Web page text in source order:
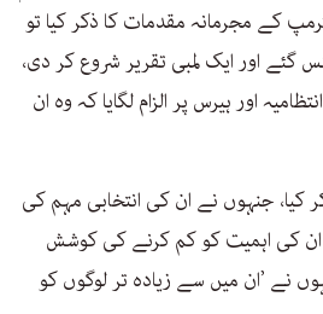
کے مجرمانہ مقدمات کا ذکر کیا تو
گئے اور ایک لمبی تقریر شروع کر دی،
اور ہیرس پر الزام لگایا کہ وہ ان
کیا، جنہوں نے ان کی انتخابی مہم کی
کی اہمیت کو کم کرنے کی کوشش
نے ’ان میں سے زیادہ تر لوگوں کو